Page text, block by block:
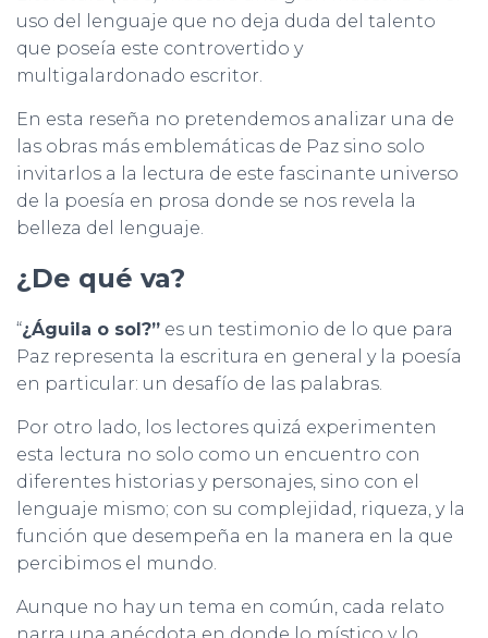
uso del lenguaje que no deja duda del talento
que poseía este controvertido y
multigalardonado escritor.
En esta reseña no pretendemos analizar una de
las obras más emblemáticas de Paz sino solo
invitarlos a la lectura de este fascinante universo
de la poesía en prosa donde se nos revela la
belleza del lenguaje.
¿De qué va?
“¿Águila o sol?” es un testimonio de lo que para
Paz representa la escritura en general y la poesía
en particular: un desafío de las palabras.
Por otro lado, los lectores quizá experimenten
esta lectura no solo como un encuentro con
diferentes historias y personajes, sino con el
lenguaje mismo; con su complejidad, riqueza, y la
función que desempeña en la manera en la que
percibimos el mundo.
Aunque no hay un tema en común, cada relato